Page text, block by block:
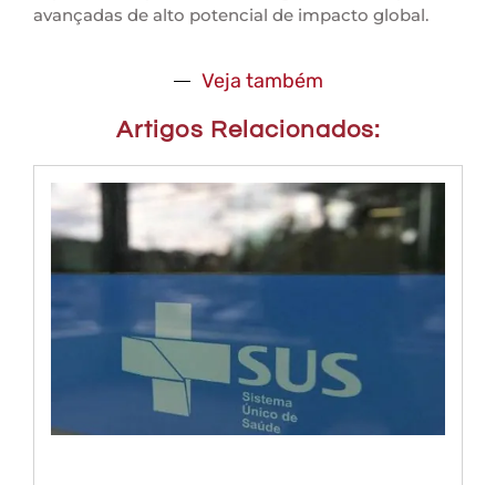
avançadas de alto potencial de impacto global.
Veja também
Artigos Relacionados: